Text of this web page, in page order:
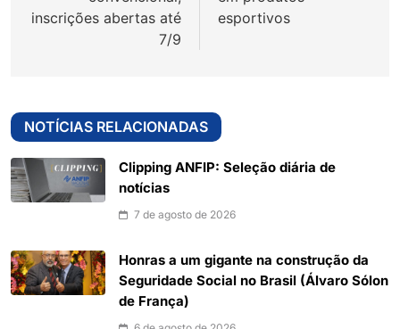
inscrições abertas até
7/9
esportivos
NOTÍCIAS RELACIONADAS
Clipping ANFIP: Seleção diária de
notícias
7 de agosto de 2026
Honras a um gigante na construção da
Seguridade Social no Brasil (Álvaro Sólon
de França)